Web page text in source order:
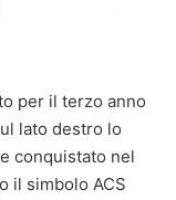
per il terzo anno
lato destro lo
conquistato nel
il simbolo ACS